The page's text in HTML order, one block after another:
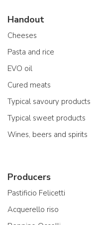
Handout
Cheeses
Pasta and rice
EVO oil
Cured meats
Typical savoury products
Typical sweet products
Wines, beers and spirits
Producers
Pastificio Felicetti
Acquerello riso